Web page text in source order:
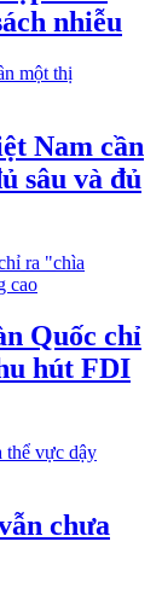
nhiễu
Nam cần
sâu và đủ
Quốc chỉ
hút FDI
chưa